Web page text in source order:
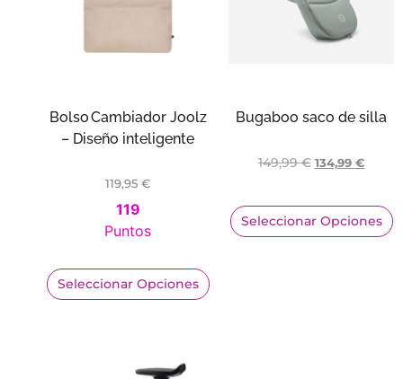
Bolso Cambiador Joolz
– Diseño inteligente
119,95 €
119
Puntos
Seleccionar Opciones
Bugaboo saco de silla
149,99€ 134,99 €
Seleccionar Opciones